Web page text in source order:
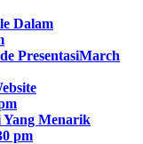
Dalam
PresentasiMarch
Yang Menarik
pm